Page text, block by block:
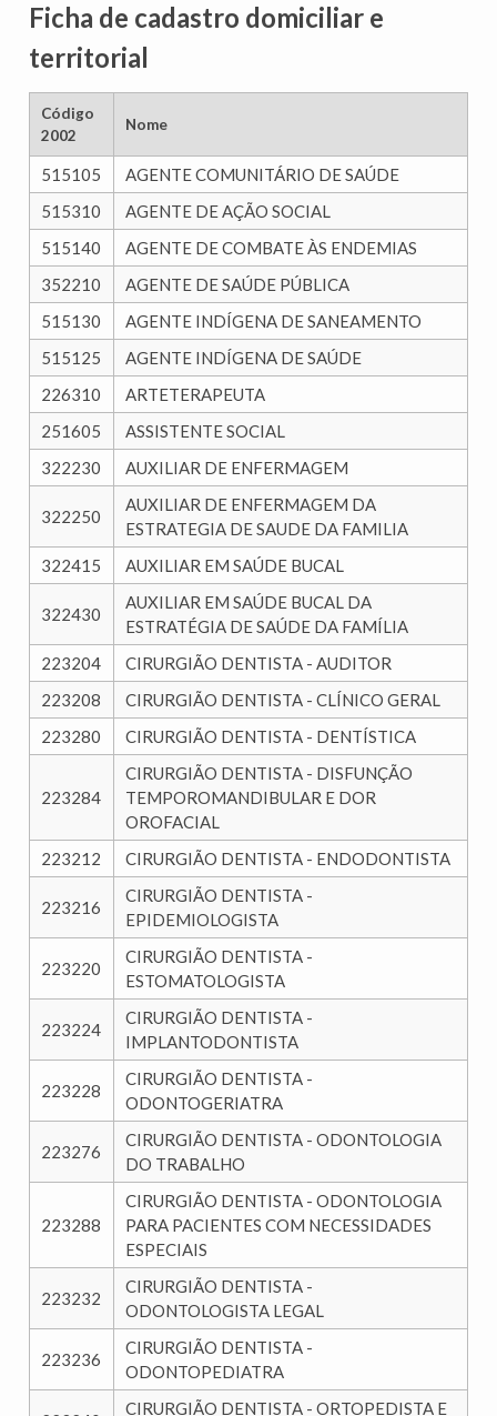
Ficha de cadastro domiciliar e
territorial
Código
2002
Nome
515105
AGENTE COMUNITÁRIO DE SAÚDE
515310
AGENTE DE AÇÃO SOCIAL
515140
AGENTE DE COMBATE ÀS ENDEMIAS
352210
AGENTE DE SAÚDE PÚBLICA
515130
AGENTE INDÍGENA DE SANEAMENTO
515125
AGENTE INDÍGENA DE SAÚDE
226310
ARTETERAPEUTA
251605
ASSISTENTE SOCIAL
322230
AUXILIAR DE ENFERMAGEM
322250
AUXILIAR DE ENFERMAGEM DA
ESTRATEGIA DE SAUDE DA FAMILIA
322415
AUXILIAR EM SAÚDE BUCAL
322430
AUXILIAR EM SAÚDE BUCAL DA
ESTRATÉGIA DE SAÚDE DA FAMÍLIA
223204
CIRURGIÃO DENTISTA - AUDITOR
223208
CIRURGIÃO DENTISTA - CLÍNICO GERAL
223280
CIRURGIÃO DENTISTA - DENTÍSTICA
223284
CIRURGIÃO DENTISTA - DISFUNÇÃO
TEMPOROMANDIBULAR E DOR
OROFACIAL
223212
CIRURGIÃO DENTISTA - ENDODONTISTA
223216
CIRURGIÃO DENTISTA -
EPIDEMIOLOGISTA
223220
CIRURGIÃO DENTISTA -
ESTOMATOLOGISTA
223224
CIRURGIÃO DENTISTA -
IMPLANTODONTISTA
223228
CIRURGIÃO DENTISTA -
ODONTOGERIATRA
223276
CIRURGIÃO DENTISTA - ODONTOLOGIA
DO TRABALHO
223288
CIRURGIÃO DENTISTA - ODONTOLOGIA
PARA PACIENTES COM NECESSIDADES
ESPECIAIS
223232
CIRURGIÃO DENTISTA -
ODONTOLOGISTA LEGAL
223236
CIRURGIÃO DENTISTA -
ODONTOPEDIATRA
CIRURGIÃO DENTISTA - ORTOPEDISTA E